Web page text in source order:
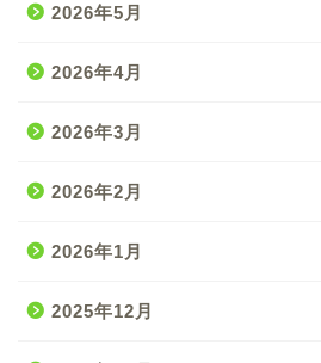
2026年5月
2026年4月
2026年3月
2026年2月
2026年1月
2025年12月